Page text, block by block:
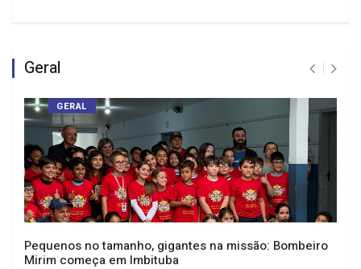
Geral
GERAL
Pequenos no tamanho, gigantes na missão: Bombeiro
Mirim começa em Imbituba